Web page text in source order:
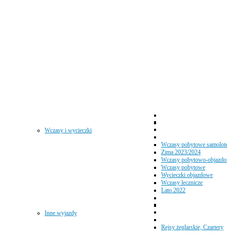
Wczasy i wycieczki
Wczasy pobytowe
Zima 2023/2024
Wczasy pobytowo-
Wczasy pobytowe
Wycieczki objazdowe
Wczasy lecznicze
Lato 2022
Inne wyjazdy
Rejsy żeglarskie, Czartery